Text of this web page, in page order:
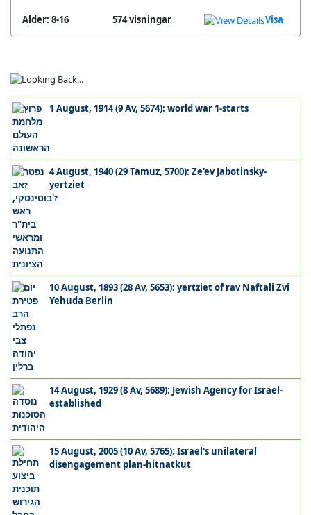
1 August, 1914 (9 Av, 5674): world war 1-starts
4 August, 1940 (29 Tamuz, 5700): Ze'ev Jabotinsky-
yertziet
10 August, 1893 (28 Av, 5653): yertziet of rav Naftali Zvi
Yehuda Berlin
14 August, 1929 (8 Av, 5689): Jewish Agency for Israel-
established
15 August, 2005 (10 Av, 5765): Israel's unilateral
disengagement plan-hitnatkut
Alder: 8-16 574 visningar Visa